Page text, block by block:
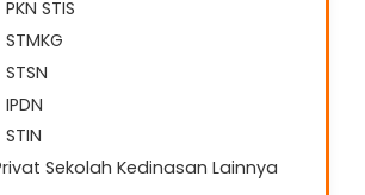
STIS
Sekolah Kedinasan Lainnya